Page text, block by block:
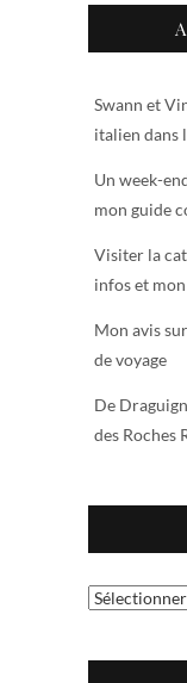
Swann et
italien dans
Un week-
mon guide
Visiter la
infos et
Mon avis
de voyage
De
des Roches
Archives